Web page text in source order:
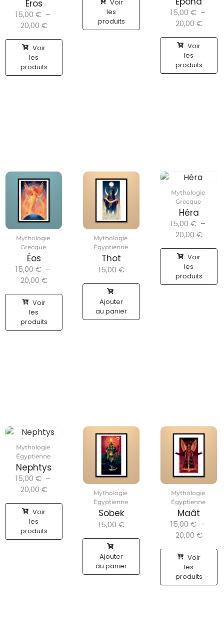
Éros
15,00 € –
20,00 €
Voir
les
produits
Voir
les
produits
15,00 € –
20,00 €
Voir
les
produits
Mythologie
Grecque
Éos
15,00 € –
20,00 €
Voir
les
produits
Mythologie
Égyptienne
Thot
15,00 €
Ajouter
au panier
Mythologie
Grecque
Héra
15,00 € –
20,00 €
Voir
les
produits
Mythologie
Égyptienne
Nephtys
15,00 € –
20,00 €
Voir
les
produits
Mythologie
Égyptienne
Sobek
15,00 €
Ajouter
au panier
Mythologie
Égyptienne
Maât
15,00 € –
20,00 €
Voir
les
produits